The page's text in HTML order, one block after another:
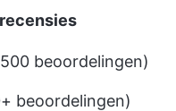
beoordelingen)
beoordelingen)